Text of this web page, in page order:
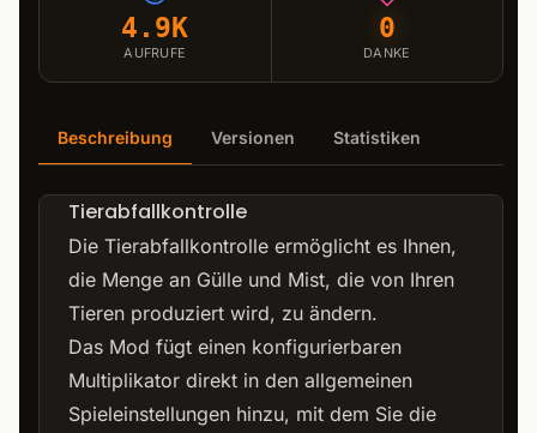
4.9K
AUFRUFE
0
DANKE
Beschreibung Versionen Statistiken
Tierabfallkontrolle
Die Tierabfallkontrolle ermöglicht es Ihnen,
die Menge an Gülle und Mist, die von Ihren
Tieren produziert wird, zu ändern.
Das Mod fügt einen konfigurierbaren
Multiplikator direkt in den allgemeinen
Spieleinstellungen hinzu, mit dem Sie die